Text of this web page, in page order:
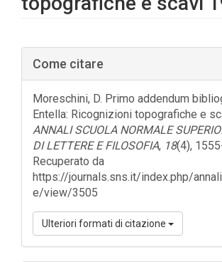
Barra
laterale
dell'articolo
Come citare
Moreschini, D. Primo addendum
Entella: Ricognizioni topografiche e
ANNALI SCUOLA NORMALE
DI LETTERE E FILOSOFIA, 18(4),
Recuperato da
https://journals.sns.it/index.php/
e/view/3505
Ulteriori formati di citazione